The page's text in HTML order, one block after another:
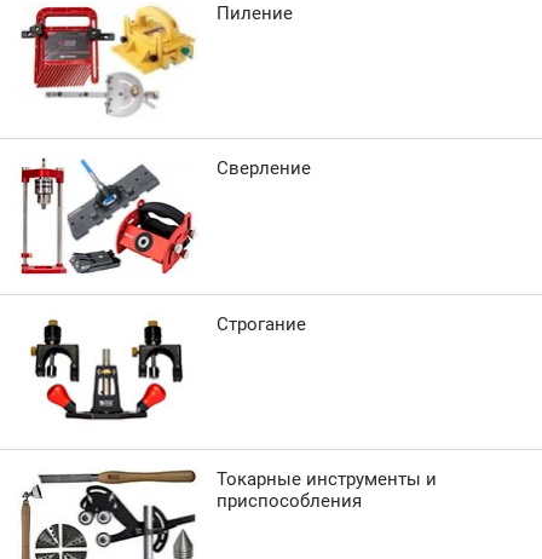
Пиление
Сверление
Строгание
Токарные инструменты и
приспособления